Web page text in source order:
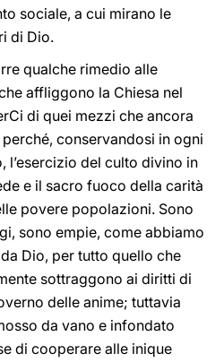
sociale, a cui mirano le
di Dio.
qualche rimedio alle
affliggono la Chiesa nel
di quei mezzi che ancora
conservandosi in ogni
l’esercizio del culto divino in
e il sacro fuoco della carità
povere popolazioni. Sono
sono empie, come abbiamo
Dio, per tutto quello che
sottraggono ai diritti di
delle anime; tuttavia
da vano e infondato
di cooperare alle inique